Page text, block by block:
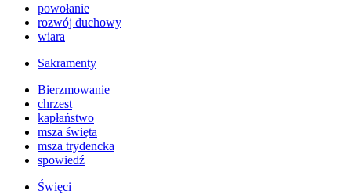
powołanie
rozwój duchowy
wiara
Sakramenty
Bierzmowanie
chrzest
kapłaństwo
msza święta
msza trydencka
spowiedź
Święci